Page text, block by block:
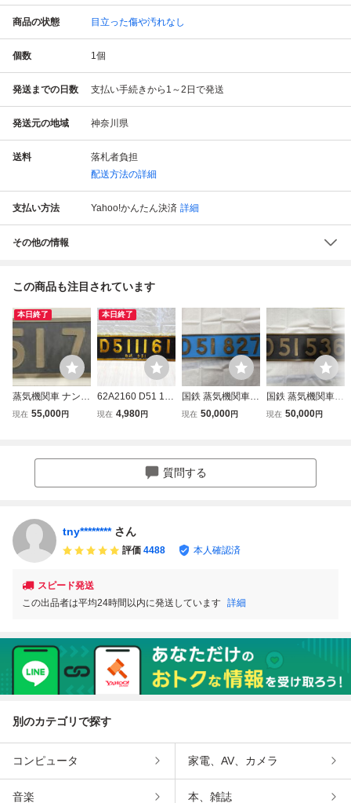
商品の状態 目立った傷や汚れなし
個数 1個
発送までの日数 支払い手続きから1～2日で発送
発送元の地域 神奈川県
送料
落札者負担
配送方法の詳細
支払い方法 Yahoo!かんたん決済 詳細
その他の情報
この商品も注目されています
本日終了
蒸気機関車 ナンバ
ープレート 国鉄 D
現在 55,000円
本日終了
62A2160 D51 116
1形式 蒸気機関車
現在 4,980円
国鉄 蒸気機関車 D
51 827 ナンバー
現在 50,000円
国鉄 蒸気機関車 D
51 536 ナンバー
現在 50,000円
質問する
tny******** さん
評価 4488 本人確認済
スピード発送
この出品者は平均24時間以内に発送しています 詳細
別のカテゴリで探す
コンピュータ 家電、AV、カメラ
音楽 本、雑誌